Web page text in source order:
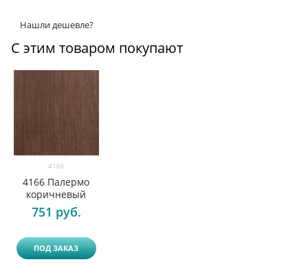
Нашли дешевле?
С этим товаром покупают
4166
4166 Палермо
коричневый
751 руб.
ПОД ЗАКАЗ